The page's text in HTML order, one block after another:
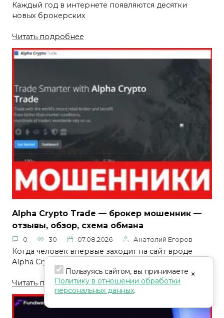
Каждый год в интернете появляются десятки
новых брокерских
Читать подробнее
Alpha Crypto Trade — брокер мошенник —
отзывы, обзор, схема обмана
0 30 07.08.2026 Анатолий Егоров
Когда человек впервые заходит на сайт вроде
Alpha Crypto
Читать подробнее
×
Пользуясь сайтом, вы принимаете
Политику в отношении обработки
персональных данных.